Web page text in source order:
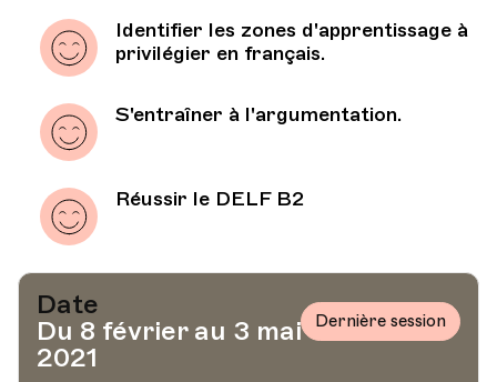
Identifier les zones d'apprentissage à
privilégier en français.
S'entraîner à l'argumentation.
Réussir le DELF B2
Date
Du 8 février au 3 mai
2021
Dernière session